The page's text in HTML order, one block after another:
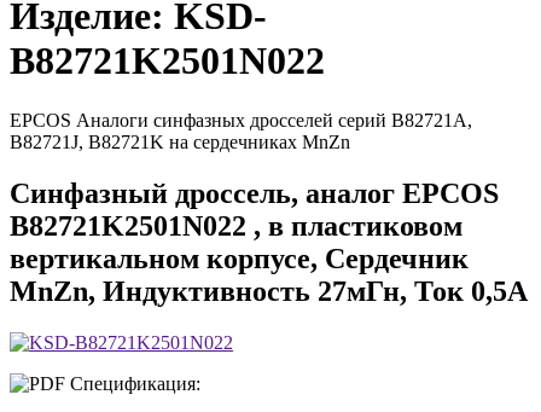
Изделие: KSD-
B82721K2501N022
EPCOS Аналоги синфазных дросселей серий B82721A,
B82721J, B82721K на сердечниках MnZn
Синфазный дроссель, аналог EPCOS
B82721K2501N022 , в пластиковом
вертикальном корпусе, Сердечник
MnZn, Индуктивность 27мГн, Ток 0,5А
Спецификация: